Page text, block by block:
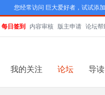
您经常访问 巨大爱好者，试试添
每日签到 内容审核 版主申请 论坛帮
我的关注 论坛 导读